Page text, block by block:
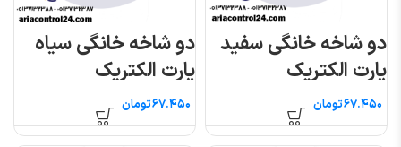
دو شاخه خانگی سفید
پارت الکتریک
تومان
دو شاخه خانگی سیاه
پارت الکتریک
تومان